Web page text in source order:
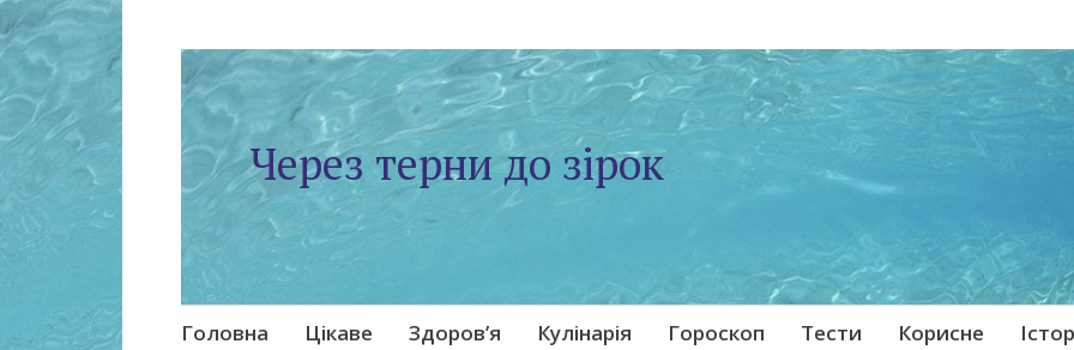
Через терни до зірок
Skip
Головна Цікаве Здоров’я Кулінарія Гороскоп Тести Корисне